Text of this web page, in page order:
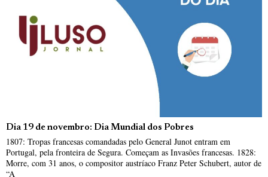
Dia 19 de novembro: Dia Mundial dos Pobres
1807: Tropas francesas comandadas pelo General Junot entram em
Portugal, pela fronteira de Segura. Começam as Invasões francesas. 1828:
Morre, com 31 anos, o compositor austríaco Franz Peter Schubert, autor de
“A